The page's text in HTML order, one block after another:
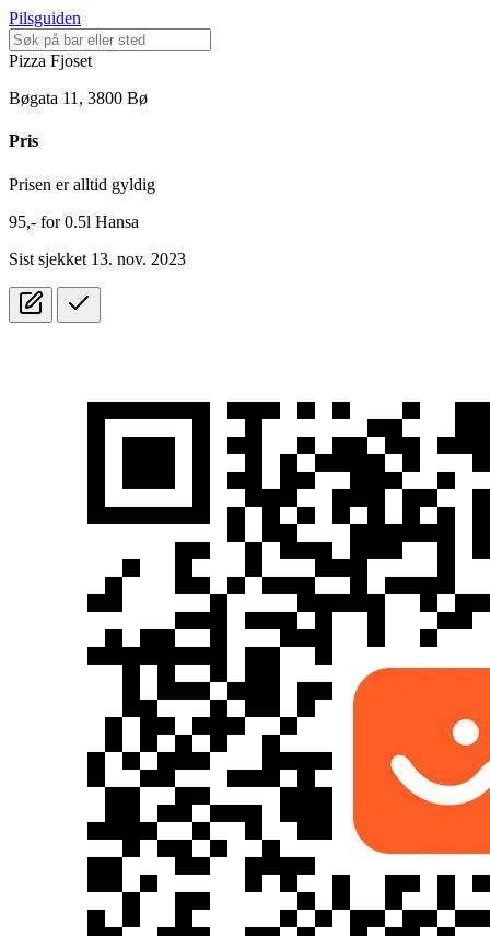
Pilsguiden
Pizza Fjoset
Bøgata 11, 3800 Bø
Pris
Prisen er alltid gyldig
95,- for0.5l Hansa
Sist sjekket 13. nov. 2023